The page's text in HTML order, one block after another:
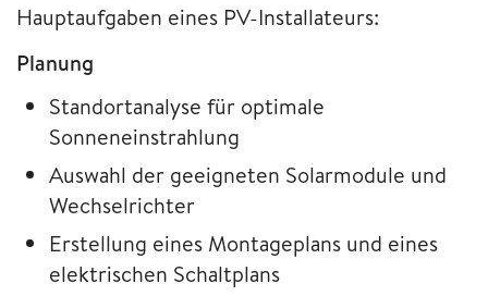
Hauptaufgaben eines PV-Installateurs:
Planung
Standortanalyse für optimale
Sonneneinstrahlung
Auswahl der geeigneten Solarmodule und
Wechselrichter
Erstellung eines Montageplans und eines
elektrischen Schaltplans